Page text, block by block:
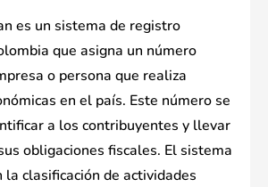
es un sistema de registro
que asigna un número
o persona que realiza
en el país. Este número se
a los contribuyentes y llevar
obligaciones fiscales. El sistema
la clasificación de actividades